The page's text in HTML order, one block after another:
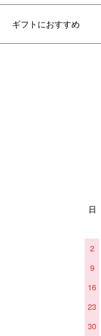
ギフトにおすすめ
日
2
9
16
23
30